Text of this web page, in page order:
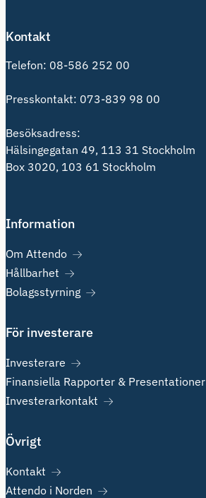
Kontakt
Telefon: 08-586 252 00
Presskontakt: 073-839 98 00
Besöksadress:
Hälsingegatan 49, 113 31 Stockholm
Box 3020, 103 61 Stockholm
Information
Om Attendo
Hållbarhet
Bolagsstyrning
För investerare
Investerare
Finansiella Rapporter & Presentationer
Investerarkontakt
Övrigt
Kontakt
Attendo i Norden